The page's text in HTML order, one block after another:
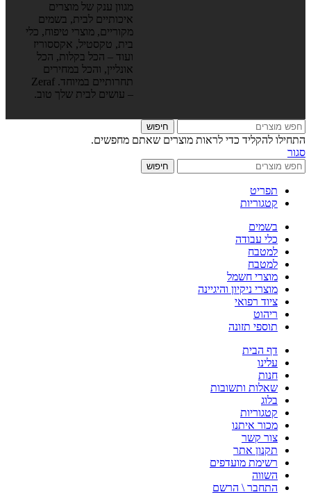
מגוון ענק של מוצרים
איכותיים לבית, בשמים
מקוריים, מוצרי טיפוח, כלי
בית, טקסטיל, אקססוריז
ועוד – הכל בקלות, הכל
אונליין, והכל במחירים
תחרותיים במיוחד. Zeraf
– עושים לבית שלך טוב.
חיפוש
התחילו להקליד כדי לראות מוצרים שאתם מחפשים.
סגור
חיפוש
תפריט
קטגוריות
בשמים
כלי עבודה
למטבח
למטבח
מוצרי חשמל
מוצרי ניקיון והיגיינה
ציוד רפואי
ריהוט
תוספי תזונה
דף הבית
עלינו
חנות
שאלות ותשובות
בלוג
קטגוריות
מכור איתנו
צור קשר
תקנון אתר
רשימת מועדפים
השווה
התחבר \ הרשם